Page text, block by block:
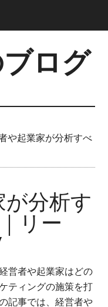
ログ
や起業家が分析すべ
分析す
リー
営者や起業家はどの
ティングの施策を打
記事では、経営者や